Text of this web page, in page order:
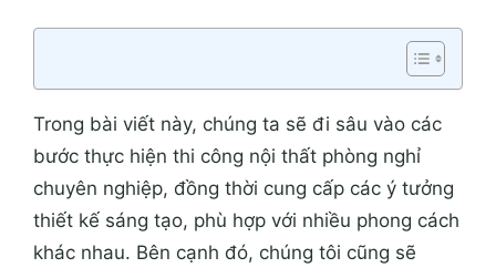
Trong bài viết này, chúng ta sẽ đi sâu vào các
bước thực hiện thi công nội thất phòng nghỉ
chuyên nghiệp, đồng thời cung cấp các ý tưởng
thiết kế sáng tạo, phù hợp với nhiều phong cách
khác nhau. Bên cạnh đó, chúng tôi cũng sẽ